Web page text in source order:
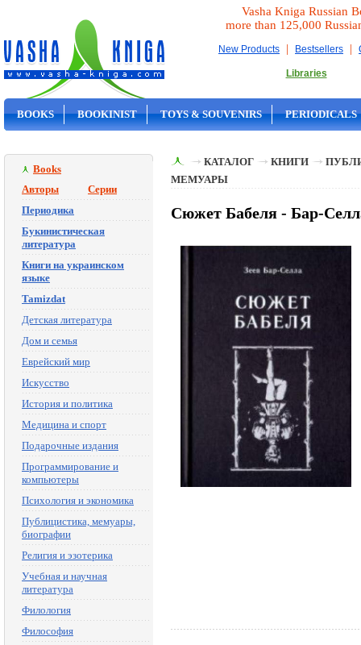
Vasha Kniga Russian
more than 125,000
New Products | Bestsellers |
Libraries
BOOKS BOOKINIST TOYS & SOUVENIRS PERIODICALS
Books
Авторы
Серии
Периодика
Букинистическая
литература
Книги на украинском
языке
Tamizdat
Детская литература
Дом и семья
Еврейский мир
Искусство
История и политика
Медицина и спорт
Подарочные издания
Программирование и
компьютеры
Психология и экономика
Публицистика, мемуары,
биографии
Религия и эзотерика
Учебная и научная
литература
Филология
Философия
КАТАЛОГ КНИГИ
МЕМУАРЫ
Сюжет Бабеля - Бар-